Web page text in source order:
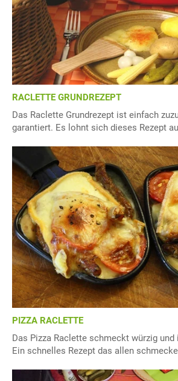
RACLETTE GRUNDREZEPT
Das Raclette Grundrezept ist einfach
garantiert. Es lohnt sich dieses Rezept
PIZZA RACLETTE
Das Pizza Raclette schmeckt würzig
Ein schnelles Rezept das allen